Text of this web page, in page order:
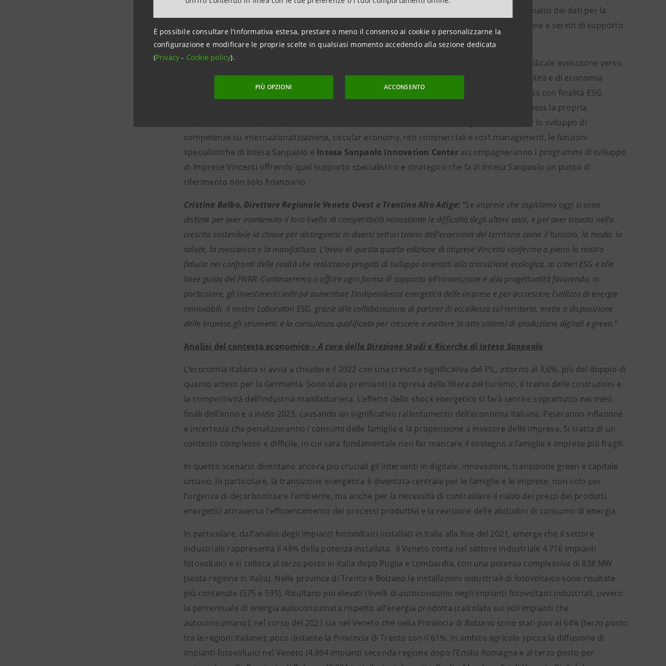
È possibile consultare l'informativa estesa, prestare o meno il consenso ai cookie o personalizzarne la
configurazione e modificare le proprie scelte in qualsiasi momento accedendo alla sezione dedicata
(Privacy- Cookie policy).
PIÙ OPZIONI ACCONSENTO
, partner tecnico che collaborerà nell’analisi dei dati per la
accompagnerà le PMI con formazione e servizi di supporto
tecnologico per accelerare i percorsi di trasformazione digitale.
Confermati anche
, Regenerative Design Company che supporta le aziende in una radicale evoluzione verso
modelli rigenerativi, eCircularity, società specializzata nello sviluppo di modelli di sostenibilità e di economia
circolare, che affianca Intesa Sanpaolo nel supportare le PMI a sviluppare modelli di business con finalità ESG.
, che offre alle aziende operanti nell’agribusiness la propria
esperienza per sviluppare percorsi di competitività e sostenibilità. Grazie agli strumenti per lo sviluppo di
competenze su internazionalizzazione, circular economy, reti commerciali e cost management, le funzioni
specialistiche di Intesa Sanpaolo e Intesa Sanpaolo Innovation Centeraccompagneranno i programmi di sviluppo
di Imprese Vincenti offrendo quel supporto specialistico e strategico che fa di Intesa Sanpaolo un punto di
riferimento non solo finanziario.
Cristina Balbo, Direttore Regionale Veneto Ovest e Trentino Alto Adige: “Le imprese che ospitiamo oggi si sono
distinte per aver mantenuto il loro livello di competitività nonostante le difficoltà degli ultimi anni, e per aver trovato nella
crescita sostenibile la chiave per distinguersi in diversi settori traino dell’economia del territorio come il turismo, la moda, la
salute, la meccanica e la manifattura. L’avvio di questa quarta edizione di Imprese Vincenti conferma a pieno la nostra
fiducia nei confronti delle realtà che realizzano progetti di sviluppo orientati alla transizione ecologica, ai criteri ESG e alle
linee guida del PNRR. Continueremo a offrire ogni forma di supporto all’innovazione e alla progettualità favorendo, in
particolare, gli investimenti volti ad aumentare l’indipendenza energetica delle imprese e per accrescere l’utilizzo di energie
rinnovabili. Il nostro Laboratori ESG, grazie alla collaborazione di partner di eccellenza sul territorio, mette a disposizione
delle imprese gli strumenti e la consulenza qualificata per crescere e mettere in atto sistemi di produzione digitali e green.”
Analisi del contesto economico –A cura della Direzione Studi e Ricerche di Intesa Sanpaolo
L’economia italiana si avvia a chiudere il 2022 con una crescita significativa del PIL, intorno al 3,6%, più del doppio di
quanto atteso per la Germania. Sono state premianti la ripresa della filiera del turismo, il traino delle costruzioni e
la competitività dell’industria manifatturiera. L’effetto dello shock energetico si farà sentire soprattutto nei mesi
finali dell’anno e a inizio 2023, causando un significativo rallentamento dell’economia italiana. Peseranno inflazione
e incertezza che penalizzeranno i consumi delle famiglie e la propensione a investire delle imprese. Si tratta di un
contesto complesso e difficile, in cui sarà fondamentale non far mancare il sostegno a famiglie e imprese più fragili.
In questo scenario diventano ancora più cruciali gli interventi in digitale, innovazione, transizione green e capitale
umano. In particolare, la transizione energetica è diventata centrale per le famiglie e le imprese, non solo per
l’urgenza di decarbonizzare l’ambiente, ma anche per la necessità di contrastare il rialzo dei prezzi dei prodotti
energetici attraverso l’efficientamento dei processi produttivi e la revisione delle abitudini di consumo di energia.
In particolare, dall’analisi degli impianti fotovoltaici installati in Italia alla fine del 2021, emerge che il settore
industriale rappresenta il 48% della potenza installata. Il Veneto conta nel settore industriale 4.716 impianti
fotovoltaici e si colloca al terzo posto in Italia dopo Puglia e Lombardia, con una potenza complessiva di 838 MW
(sesta regione in Italia). Nelle province di Trento e Bolzano le installazioni industriali di fotovoltaico sono risultate
più contenute (575 e 595). Risultano poi elevati i livelli di autoconsumo negli impianti fotovoltaici industriali, ovvero
la percentuale di energia autoconsumata rispetto all’energia prodotta (calcolata sui soli impianti che
autoconsumano): nel corso del 2021 sia nel Veneto che nella Provincia di Bolzano sono stati pari al 64% (terzo posto
tra le regioni italiane); poco distante la Provincia di Trento con il 61%. In ambito agricolo spicca la diffusione di
impianti fotovoltaici nel Veneto (4.894 impianti seconda regione dopo l’Emilia Romagna e al terzo posto per